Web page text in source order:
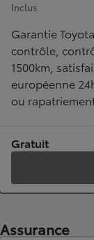
Inclus
Garantie
contrôle,
1500km,
européenne
ou
Gratuit
Assurance